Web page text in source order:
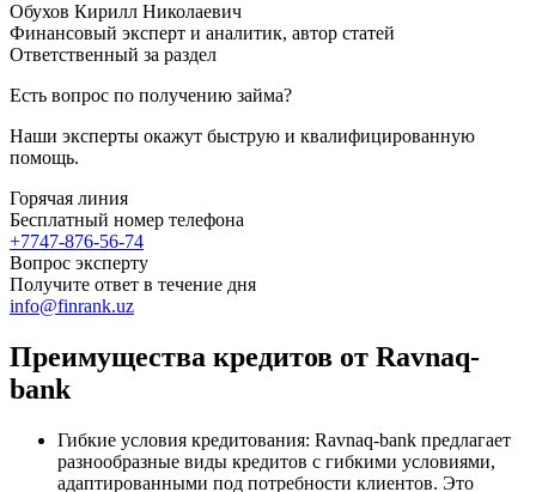
Обухов Кирилл Николаевич
Финансовый эксперт и аналитик, автор статей
Ответственный за раздел
Есть вопрос по получению займа?
Наши эксперты окажут быструю и квалифицированную
помощь.
Горячая линия
Бесплатный номер телефона
+7747-876-56-74
Вопрос эксперту
Получите ответ в течение дня
info@finrank.uz
Преимущества кредитов от Ravnaq-
bank
Гибкие условия кредитования: Ravnaq-bank предлагает
разнообразные виды кредитов с гибкими условиями,
адаптированными под потребности клиентов. Это